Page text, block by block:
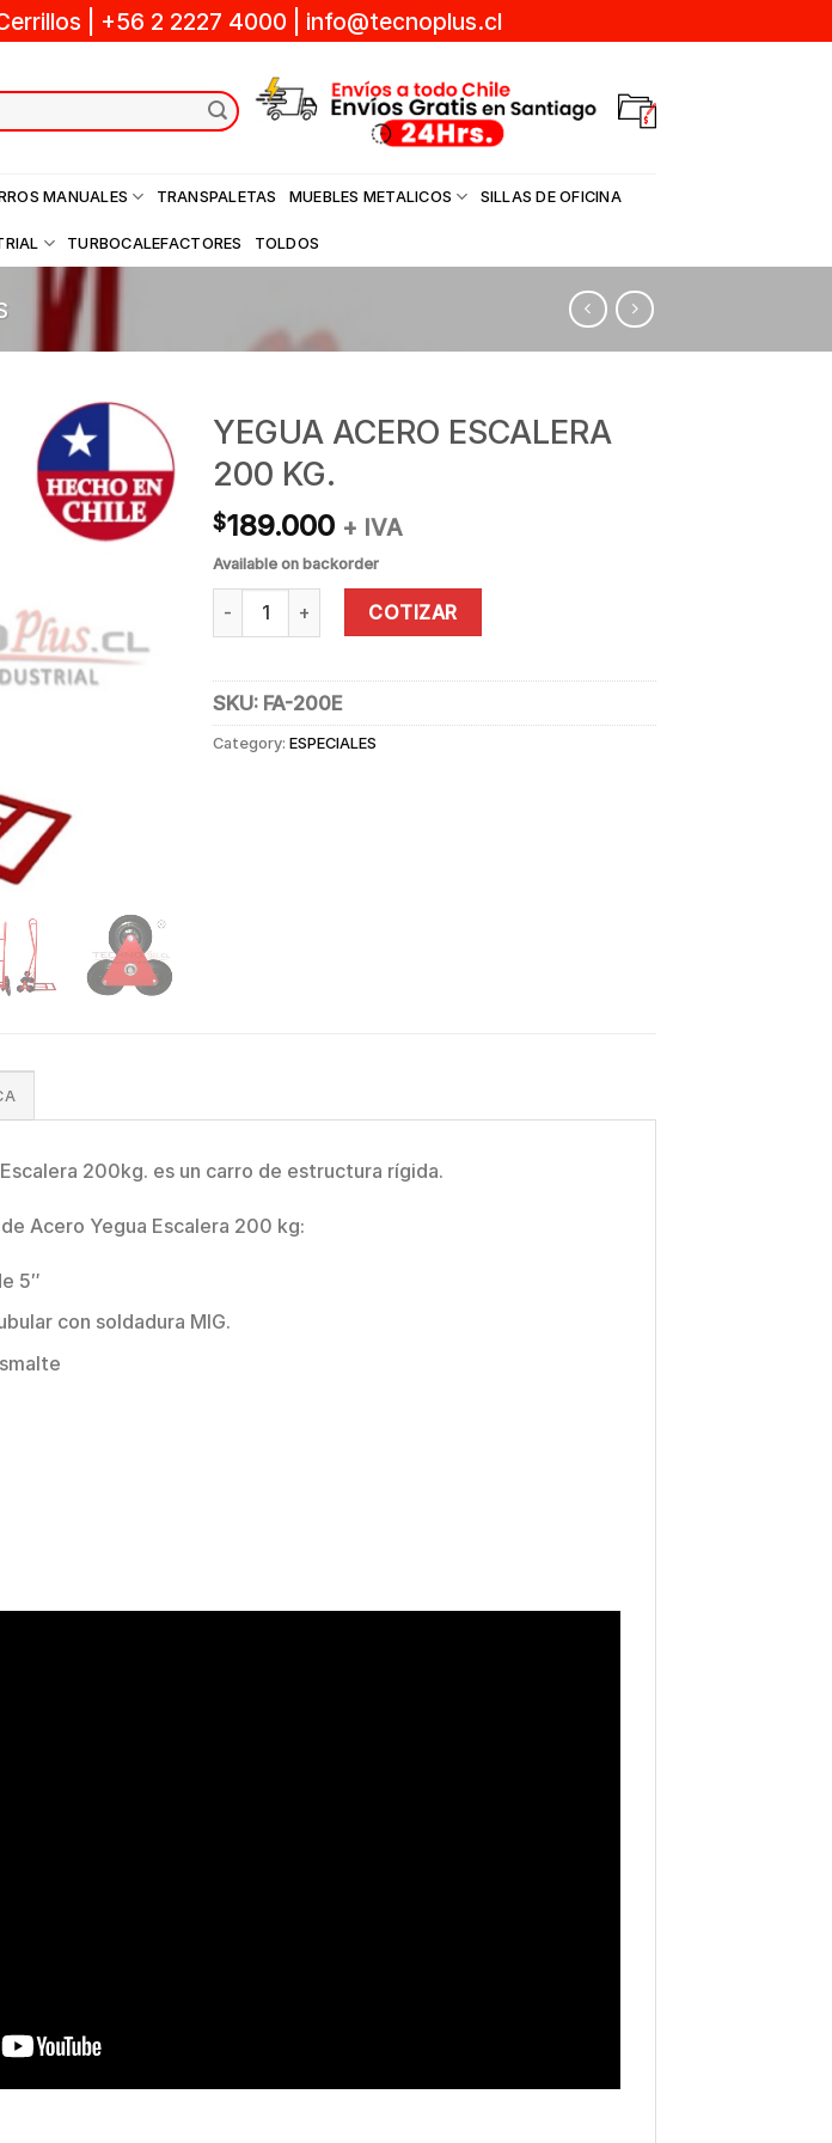
+56 2 2227 4000 info@tecnoplus.cl
MANUALES TRANSPALETAS MUEBLES METALICOS SILLAS DE OFICINA
TURBOCALEFACTORES TOLDOS
YEGUA ACERO ESCALERA
200 KG.
$189.000 + IVA
Available on backorder
YEGUA ACERO ESCALERA 200 KG. quantity
COTIZAR
SKU: FA-200E
Category:ESPECIALES
200kg. es un carro de estructura rígida.
Acero Yegua Escalera 200 kg:
5″
con soldadura MIG.